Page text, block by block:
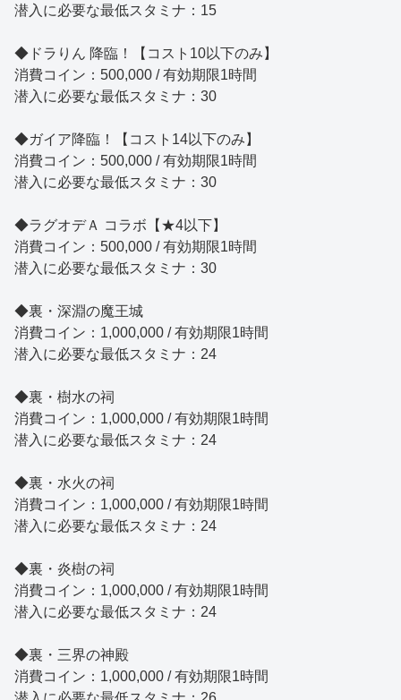
潜入に必要な最低スタミナ：15
◆ドラりん 降臨！【コスト10以下のみ】
消費コイン：500,000 / 有効期限1時間
潜入に必要な最低スタミナ：30
◆ガイア降臨！【コスト14以下のみ】
消費コイン：500,000 / 有効期限1時間
潜入に必要な最低スタミナ：30
◆ラグオデＡ コラボ【★4以下】
消費コイン：500,000 / 有効期限1時間
潜入に必要な最低スタミナ：30
◆裏・深淵の魔王城
消費コイン：1,000,000 / 有効期限1時間
潜入に必要な最低スタミナ：24
◆裏・樹水の祠
消費コイン：1,000,000 / 有効期限1時間
潜入に必要な最低スタミナ：24
◆裏・水火の祠
消費コイン：1,000,000 / 有効期限1時間
潜入に必要な最低スタミナ：24
◆裏・炎樹の祠
消費コイン：1,000,000 / 有効期限1時間
潜入に必要な最低スタミナ：24
◆裏・三界の神殿
消費コイン：1,000,000 / 有効期限1時間